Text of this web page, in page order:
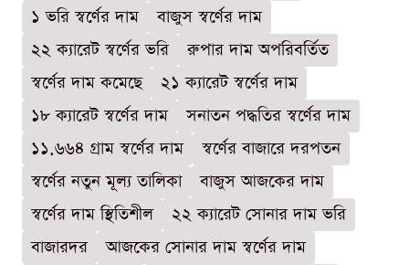
১ ভরি স্বর্ণের দাম
বাজুস স্বর্ণের দাম
২২ ক্যারেট স্বর্ণের ভরি
রুপার দাম অপরিবর্তিত
স্বর্ণের দাম কমেছে
২১ ক্যারেট স্বর্ণের দাম
১৮ ক্যারেট স্বর্ণের দাম
সনাতন পদ্ধতির স্বর্ণের দাম
১১.৬৬৪ গ্রাম স্বর্ণের দাম
স্বর্ণের বাজারে দরপতন
স্বর্ণের নতুন মূল্য তালিকা
বাজুস আজকের দাম
স্বর্ণের দাম স্থিতিশীল
২২ ক্যারেট সোনার দাম ভরি
বাজারদর
আজকের সোনার দাম স্বর্ণের দাম